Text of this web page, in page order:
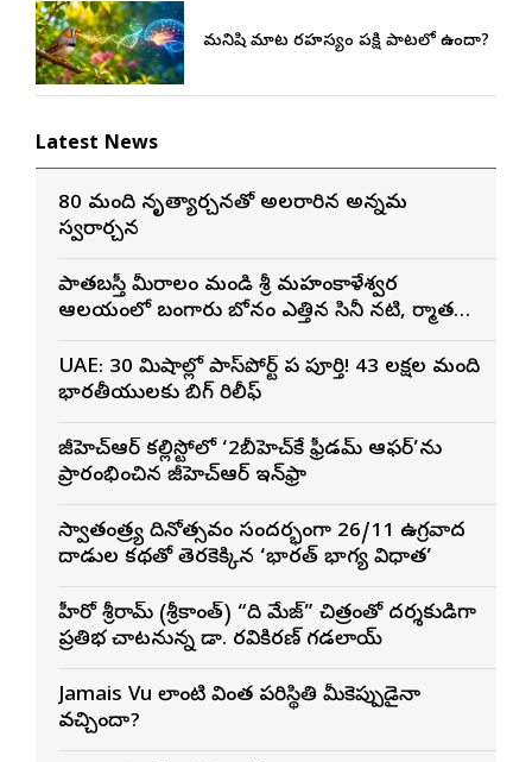
మనిషి మాట రహస్యం పక్షి పాటలో ఉందా?
Latest News
80 మంది నృత్యార్చనతో అలరారిన అన్నమ
స్వరార్చన
పాతబస్తీ మీరాలం మండి శ్రీ మహంకాళేశ్వర
ఆలయంలో బంగారు బోనం ఎత్తిన సినీ నటి, నిర్మాత
UAE: 30 నిమిషాల్లో పాస్‌పోర్ట్ పని పూర్తి! 43 లక్షల మంది
భారతీయులకు బిగ్ రిలీఫ్
జీహెచ్ఆర్ కల్లిస్టోలో ‘2బీహెచ్‌కే ఫ్రీడమ్ ఆఫర్’ను
ప్రారంభించిన జీహెచ్ఆర్ ఇన్‌ఫ్రా
స్వాతంత్ర్య దినోత్సవం సందర్భంగా 26/11 ఉగ్రవాద
దాడుల కథతో తెరకెక్కిన ‘భారత్ భాగ్య విధాత’
హీరో శ్రీరామ్ (శ్రీకాంత్) “ది మేజ్” చిత్రంతో దర్శకుడిగా
ప్రతిభ చాటనున్న డా. రవికిరణ్ గడలాయ్
Jamais Vu లాంటి వింత పరిస్థితి మీకెప్పుడైనా
వచ్చిందా?